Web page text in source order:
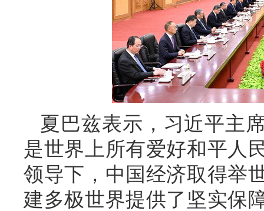
夏巴兹表示，习近平主
是世界上所有爱好和平人
领导下，中国经济取得举
建多极世界提供了坚实保